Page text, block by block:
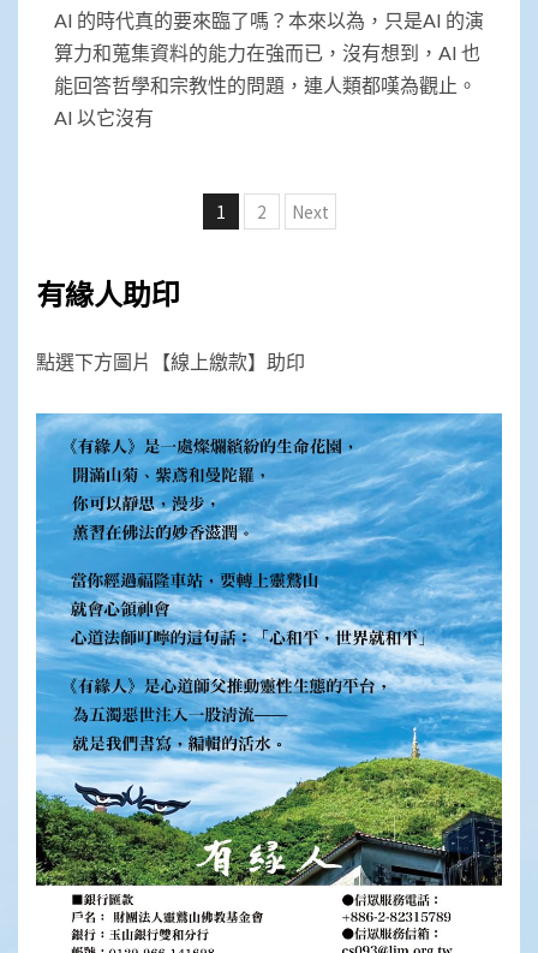
AI 的時代真的要來臨了嗎？本來以為，只是AI 的演
算力和蒐集資料的能力在強而已，沒有想到，AI 也
能回答哲學和宗教性的問題，連人類都嘆為觀止。
AI 以它沒有
文
1 2 Next
有緣人助印
點選下方圖片【線上繳款】助印